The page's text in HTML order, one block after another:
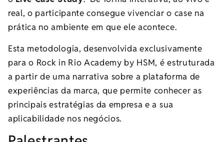
real, o participante consegue vivenciar o case na
prática no ambiente em que ele acontece.
Esta metodologia, desenvolvida exclusivamente
para o Rock in Rio Academy by HSM, é estruturada
a partir de uma narrativa sobre a plataforma de
experiências da marca, que permite conhecer as
principais estratégias da empresa e a sua
aplicabilidade nos negócios.